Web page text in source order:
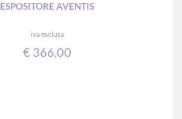
ESPOSITORE AVENTIS
iva esclusa
€ 366,00